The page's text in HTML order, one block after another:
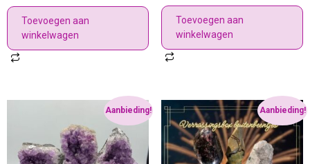
Toevoegen aan
winkelwagen
Toevoegen aan
winkelwagen
Aanbieding! Aanbieding!